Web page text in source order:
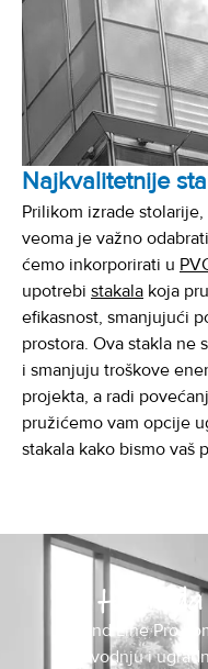
Najkvalitetnije
Prilikom izrade
veoma je važno
ćemo inkorporirati u
upotrebi stakala koja
efikasnost, smanjujući
prostora. Ova stakla ne
i smanjuju troškove
projekta, a radi
pružićemo vam opcije
stakala kako bismo vaš
Hajde da
Mond Line Pro
proizvodnju i